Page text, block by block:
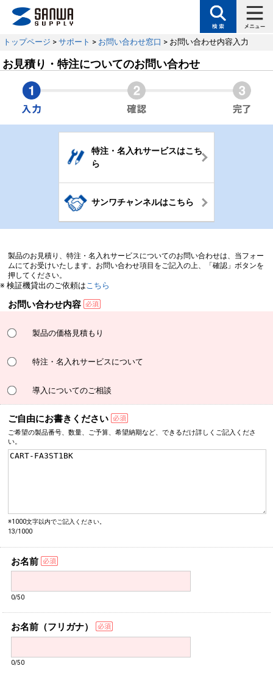
トップページ > サポート > お問い合わせ窓口 > お問い合わせ内容入力
お見積り・特注についてのお問い合わせ
特注・名入れサービスはこち
ら
サンワチャンネルはこちら
製品のお見積り、特注・名入れサービスについてのお問い合わせは、当フォー
ムにてお受けいたします。お問い合わせ項目をご記入の上、「確認」ボタンを
押してください。
※ 検証機貸出のご依頼は こちら
お問い合わせ内容
製品の価格見積もり
特注・名入れサービスについて
導入についてのご相談
ご自由にお書きください
ご希望の製品番号、数量、 ご予算、希望納期など、できるだけ詳しく ご記入くださ
い。
※1000文字以内でご記入ください。
13/1000
お名前
0/50
お名前（フリガナ）
0/50